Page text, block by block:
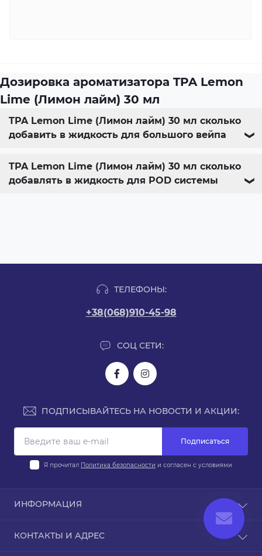
Дозировка ароматизатора TPA Lemon
Lime (Лимон лайм) 30 мл
TPA Lemon Lime (Лимон лайм) 30 мл сколько
добавить в жидкость для большого вейпа
❯
TPA Lemon Lime (Лимон лайм) 30 мл сколько
добавлять в жидкость для POD системы
❯
ТЕЛЕФОНЫ:
+38(068)910-45-98
СОЦ СЕТИ:
ПОДПИСЫВАЙТЕСЬ НА НОВОСТИ И АКЦИИ:
Подписаться
Я прочитал Политика безопасности и согласен с условиями
ИНФОРМАЦИЯ
Политика безопасности
КОНТАКТЫ И АДРЕС